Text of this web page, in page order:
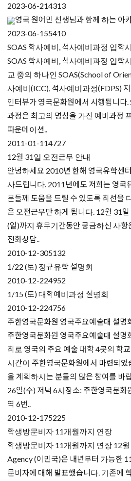
2023-06-214313
영국 원어민 선생님과 함께 하는 아
2023-06-155410
SOAS 학사예비, 석사예비과정 입학
SOAS 학사예비, 석사예비과정 입학
교 중의 하나인 SOAS(School of
사예비(ICC), 석사예비과정(FDPS)
인터뷰가 영국문화원에서 시행됩니다
과정은 최고의 명성을 가진 예비과정
파운데이션..
2011-01-114727
12월 31일 오전근무 안내
안녕하세요 2010년 한해 영국유학센
사드립니다. 2011년에도 저희는 영국
분들께 도움을 드릴 수 있도록 최선을
은 오전근무만 하게 됩니다. 12월 31
(일)까지 휴무기간동안 궁금하신 사
전화상담..
2010-12-305132
1/22 (토) 정규유학 설명회
2010-12-224952
1/15 (토) 대학예비과정 설명회
2010-12-224756
주한영국문화원 영국주요예술대 설명
주한영국문화원 영국주요예술대 설명
최로 영국의 주요 예술 대학 4곳의 학
시간이 주한영국문화원에서 마련되
을 계획하시는 분들의 많은 참여를 바
26일(수) 저녁 6시장소: 주한영국문화
역 6번..
2010-12-175225
학생방문비자 11개월까지 연장
학생방문비자 11개월까지 연장 12
Agency (이민국)은 내년부터 가능한
문비자에 대해 발표했습니다. 기존에